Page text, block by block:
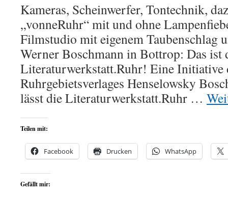
Kameras, Scheinwerfer, Tontechnik,
„vonneRuhr“ mit und ohne
Filmstudio mit eigenem Taubenschlag
Werner Boschmann in Bottrop: Das ist
Literaturwerkstatt.Ruhr! Eine Initiative
Ruhrgebietsverlages Henselowsky
lässt die Literaturwerkstatt.Ruhr …
Teilen mit:
Facebook Drucken WhatsApp
Gefällt mir: